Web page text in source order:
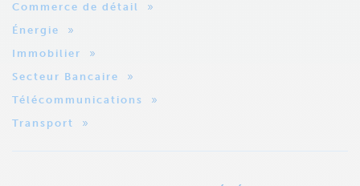
Commerce de détail
Énergie
Immobilier
Secteur Bancaire
Télécommunications
Transport